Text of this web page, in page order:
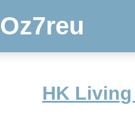
Oz7reu
HK